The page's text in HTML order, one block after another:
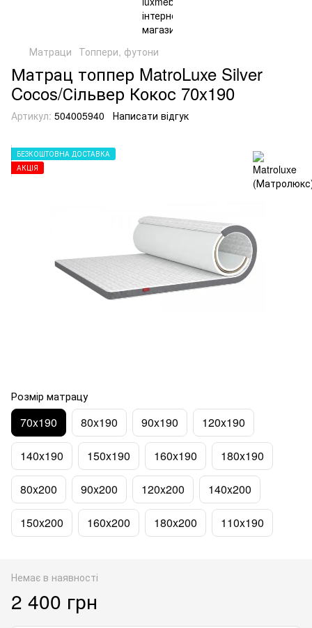
Матраци Топпери, футони
Матрац топпер MatroLuxe Silver
Cocos/Сільвер Кокос 70x190
Артикул: 504005940 Написати відгук
БЕЗКОШТОВНА ДОСТАВКА
АКЦІЯ
Розмір матрацу
70x190 80x190 90x190 120x190
140x190 150x190 160x190 180x190
80x200 90x200 120x200 140x200
150x200 160x200 180x200 110x190
Немає в наявності
2 400 грн